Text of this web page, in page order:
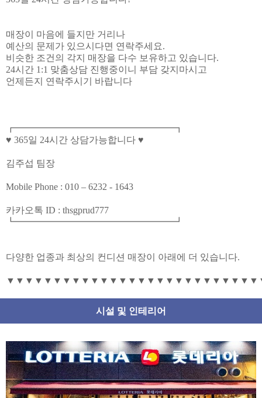
매장이 마음에 들지만 거리나
예산의 문제가 있으시다면 연락주세요.
비슷한 조건의 각지 매장을 다수 보유하고 있습니다.
24시간 1:1 맞춤상담 진행중이니 부담 갖지마시고
언제든지 연락주시기 바랍니다
┏━━━━━━━━━━━━━━━━━┓
♥ 365일 24시간 상담가능합니다 ♥
김주섭 팀장
Mobile Phone : 010 – 6232 - 1643
카카오톡 ID : thsgprud777
┗━━━━━━━━━━━━━━━━━┛
다양한 업종과 최상의 컨디션 매장이 아래에 더 있습니다.
시설 및 인테리어